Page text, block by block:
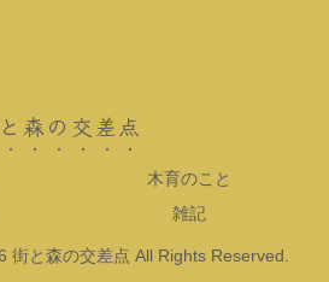
森の交差点
木育のこと
雑記
と森の交差点 All Rights Reserved.